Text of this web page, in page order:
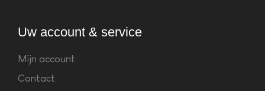
Uw account & service
Mijn account
Contact